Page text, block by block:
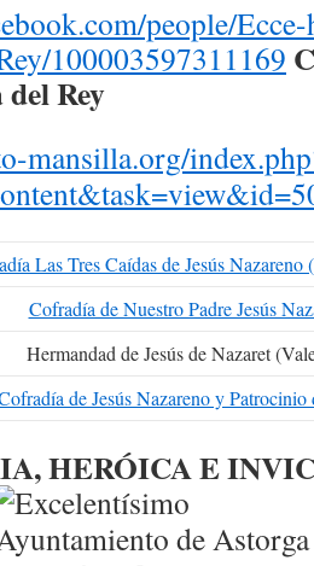
people/
100003597311169
Rey
mansilla.org/
Las Tres Caídas de Jesús
Cofradía de Nuestro Padre Jesús
Hermandad de Jesús de Nazaret
de Jesús Nazareno y Patrocinio
HERÓICA E